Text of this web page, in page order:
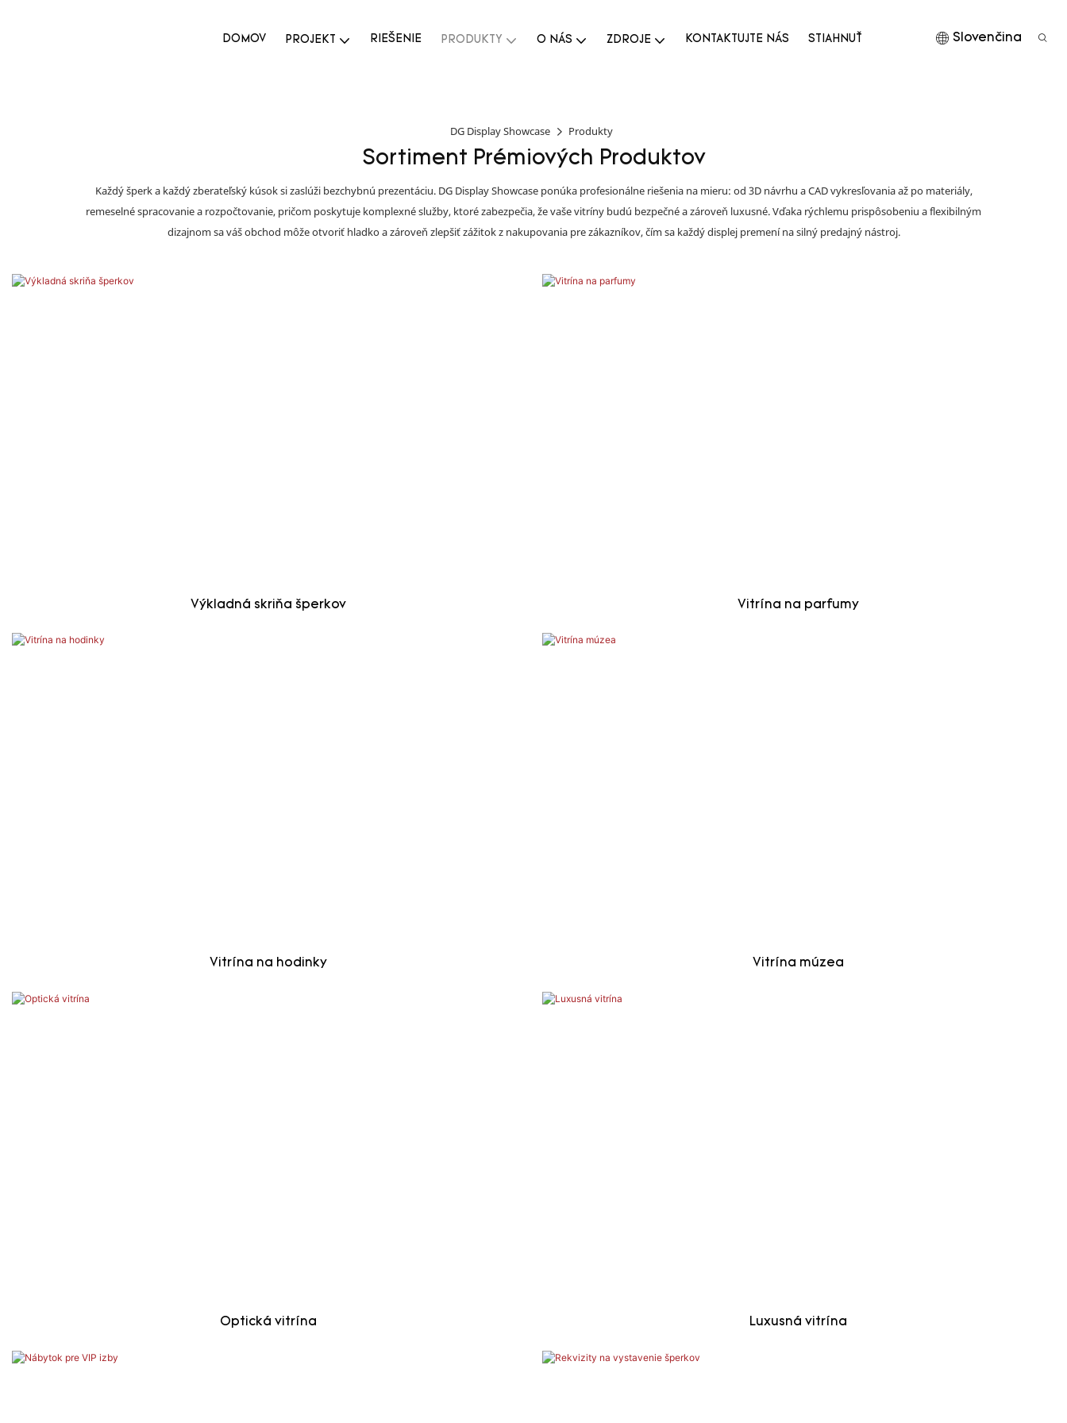
DOMOV PROJEKT RIEŠENIE PRODUKTY O NÁS ZDROJE KONTAKTUJTE NÁS STIAHNUŤ Slovenčina
DG Display Showcase Produkty
Sortiment Prémiových Produktov
Každý šperk a každý zberateľský kúsok si zaslúži bezchybnú prezentáciu. DG Display Showcase ponúka profesionálne riešenia na mieru: od 3D návrhu a CAD vykresľovania až po materiály,
remeselné spracovanie a rozpočtovanie, pričom poskytuje komplexné služby, ktoré zabezpečia, že vaše vitríny budú bezpečné a zároveň luxusné. Vďaka rýchlemu prispôsobeniu a flexibilným
dizajnom sa váš obchod môže otvoriť hladko a zároveň zlepšiť zážitok z nakupovania pre zákazníkov, čím sa každý displej premení na silný predajný nástroj.
Výkladná skriňa šperkov Vitrína na parfumy
Vitrína na hodinky Vitrína múzea
Optická vitrína Luxusná vitrína